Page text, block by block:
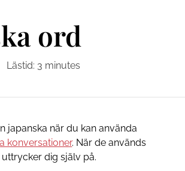
ord
Lästid: 3 minutes
japanska när du kan använda
konversationer. När de används
dig själv på.